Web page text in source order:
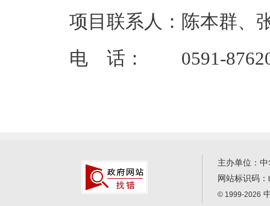
项目联系人：陈本群、
电 话： 0591-
主办单位：
网站标识码：
© 1999-2026